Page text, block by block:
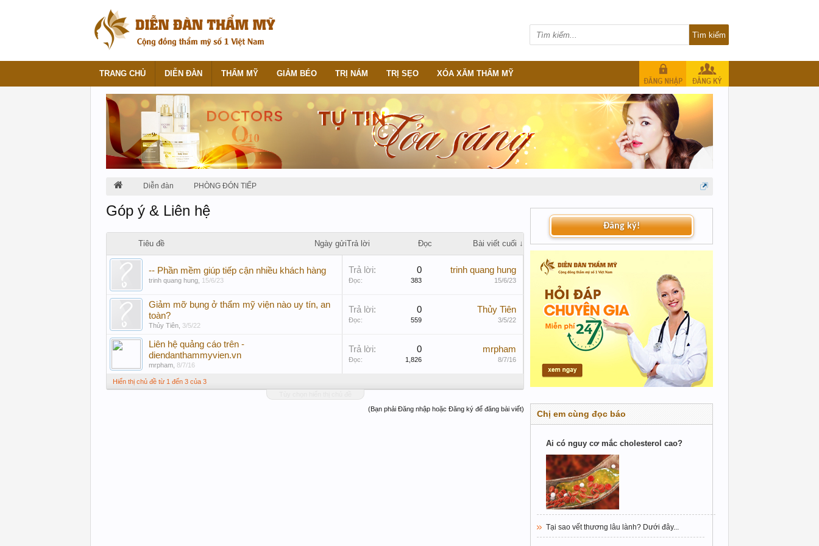
Diễn đàn PHÒNG ĐÓN TIẾP
Góp ý & Liên hệ
Tiêu đề Ngày gửiTrả lời Đọc Bài viết cuối ↓
-- Phần mềm giúp tiếp cận nhiều khách hàng
trinh quang hung 15/6/23
Trả lời: 0
Đọc: 383
trinh quang hung
15/6/23
Giảm mỡ bụng ở thẩm mỹ viện nào uy tín, an
toàn?
Thủy Tiên 3/5/22
Trả lời: 0
Đọc: 559
Thủy Tiên
3/5/22
Liên hệ quảng cáo trên -
diendanthammyvien.vn
mrpham 8/7/16
Trả lời: 0
Đọc: 1,826
mrpham
8/7/16
Hiển thị chủ đề từ 1 đến 3 của 3
(Bạn phải Đăng nhập hoặc Đăng ký để đăng bài viết)
Đăng ký!
Chị em cùng đọc báo
Ai có nguy cơ mắc cholesterol cao?
Tại sao vết thương lâu lành? Dưới đây...
TRANG CHỦ DIỄN ĐÀN THẨM MỸ GIẢM BÉO TRỊ NÁM TRỊ SẸO XÓA XĂM THẨM MỸ